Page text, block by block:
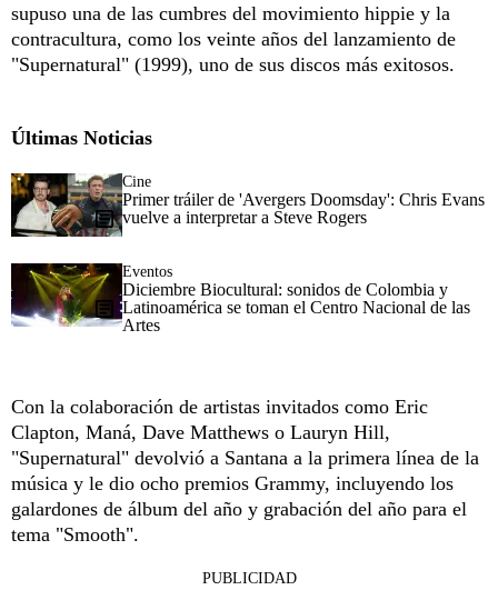
supuso una de las cumbres del movimiento hippie y la
contracultura, como los veinte años del lanzamiento de
"Supernatural" (1999), uno de sus discos más exitosos.
Últimas Noticias
Cine
Primer tráiler de 'Avergers Doomsday': Chris Evans
vuelve a interpretar a Steve Rogers
Eventos
Diciembre Biocultural: sonidos de Colombia y
Latinoamérica se toman el Centro Nacional de las
Artes
Con la colaboración de artistas invitados como Eric
Clapton, Maná, Dave Matthews o Lauryn Hill,
"Supernatural" devolvió a Santana a la primera línea de la
música y le dio ocho premios Grammy, incluyendo los
galardones de álbum del año y grabación del año para el
tema "Smooth".
PUBLICIDAD